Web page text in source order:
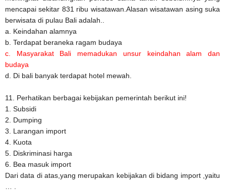
mencapai sekitar 831 ribu wisatawan.Alasan wisatawan asing suka
berwisata di pulau Bali adalah..
a. Keindahan alamnya
b. Terdapat beraneka ragam budaya
c. Masyarakat Bali memadukan unsur keindahan alam dan
budaya
d. Di bali banyak terdapat hotel mewah.
11. Perhatikan berbagai kebijakan pemerintah berikut ini!
1. Subsidi
2. Dumping
3. Larangan import
4. Kuota
5. Diskriminasi harga
6. Bea masuk import
Dari data di atas,yang merupakan kebijakan di bidang import ,yaitu